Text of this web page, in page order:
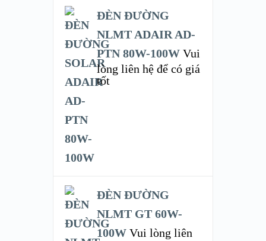
ĐÈN ĐƯỜNG
NLMT ADAIR AD-
PTN 80W-100W Vui
lòng liên hệ để có giá
tốt
ĐÈN ĐƯỜNG
NLMT GT 60W-
100W Vui lòng liên